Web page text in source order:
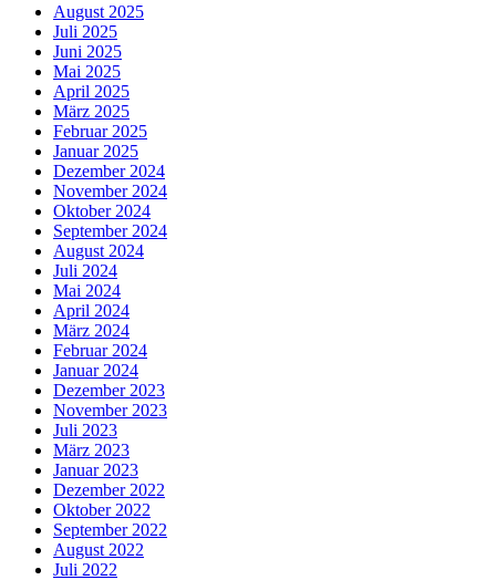
August 2025
Juli 2025
Juni 2025
Mai 2025
April 2025
März 2025
Februar 2025
Januar 2025
Dezember 2024
November 2024
Oktober 2024
September 2024
August 2024
Juli 2024
Mai 2024
April 2024
März 2024
Februar 2024
Januar 2024
Dezember 2023
November 2023
Juli 2023
März 2023
Januar 2023
Dezember 2022
Oktober 2022
September 2022
August 2022
Juli 2022